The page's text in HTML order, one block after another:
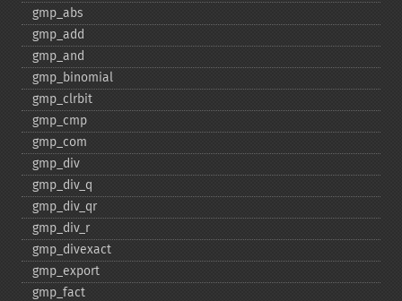
gmp_​abs
gmp_​add
gmp_​and
gmp_​binomial
gmp_​clrbit
gmp_​cmp
gmp_​com
gmp_​div
gmp_​div_​q
gmp_​div_​qr
gmp_​div_​r
gmp_​divexact
gmp_​export
gmp_​fact